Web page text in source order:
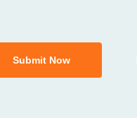
Submit Now